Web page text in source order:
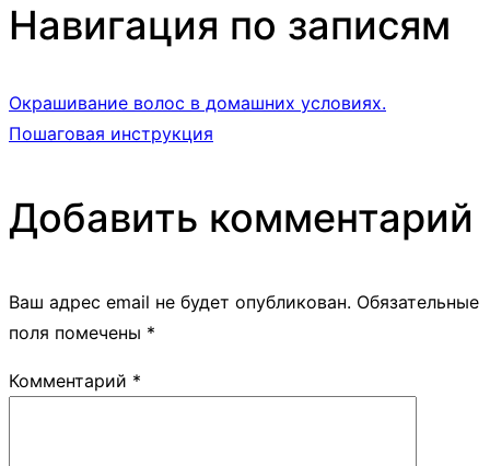
Навигация по записям
Окрашивание волос в домашних условиях.
Пошаговая инструкция
Добавить комментарий
Ваш адрес email не будет опубликован. Обязательные
поля помечены *
Комментарий *